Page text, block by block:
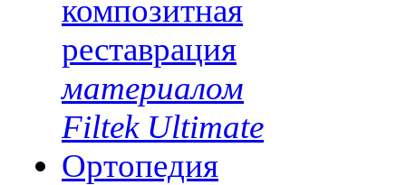
композитная
реставрация
материалом
Filtek Ultimate
Ортопедия